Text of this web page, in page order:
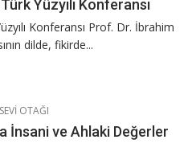
Yüzyılı Konferansı
Konferansı Prof. Dr. İbrahim
dilde, fikirde...
OTAĞI
İnsani ve Ahlaki Değerler